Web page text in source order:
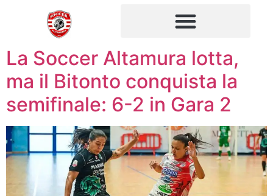
La Soccer Altamura lotta,
ma il Bitonto conquista la
semifinale: 6-2 in Gara 2